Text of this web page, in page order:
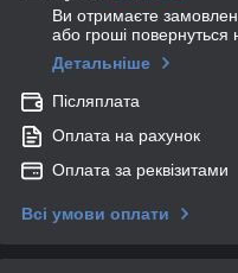
Ви отримаєте
або гроші повернуться
Детальніше
Післяплата
Оплата на рахунок
Оплата за реквізитами
Всі умови оплати